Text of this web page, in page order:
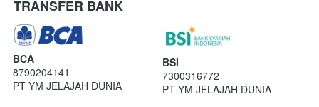
TRANSFER BANK
BCA
8790204141
PT YM JELAJAH DUNIA
BSI
7300316772
PT YM JELAJAH DUNIA